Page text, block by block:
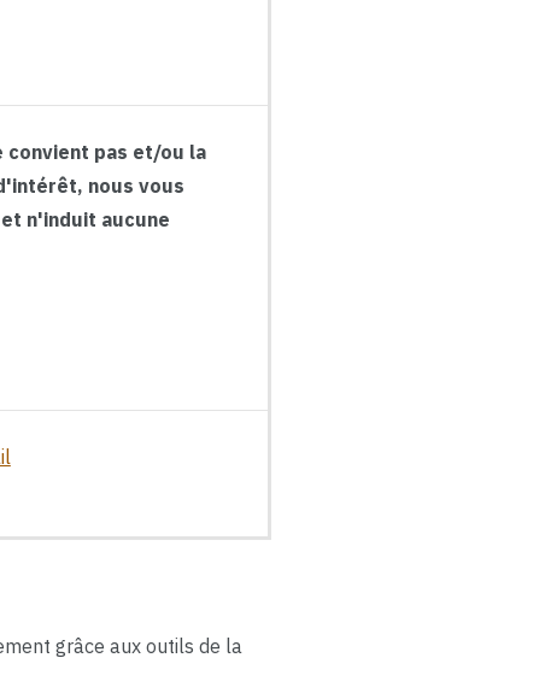
convient pas et/ou la
nous vous
n'induit aucune
grâce aux outils de la